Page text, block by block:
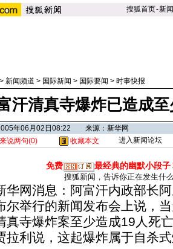
搜狐首页-新闻
> 新闻频道 > 国际新闻 > 国际要闻 > 时事快报
汗清真寺爆炸已造成
年06月02日08:22 来源：新华网
说两句(0) 收藏本文 进入新闻论坛
免费 最经典的幽默小段子
搜狐新闻，告诉你正在发生什
消息：阿富汗内政部长阿
尔举行的新闻发布会上说，
真寺爆炸案至少造成19人死
说，这起爆炸属于自杀式